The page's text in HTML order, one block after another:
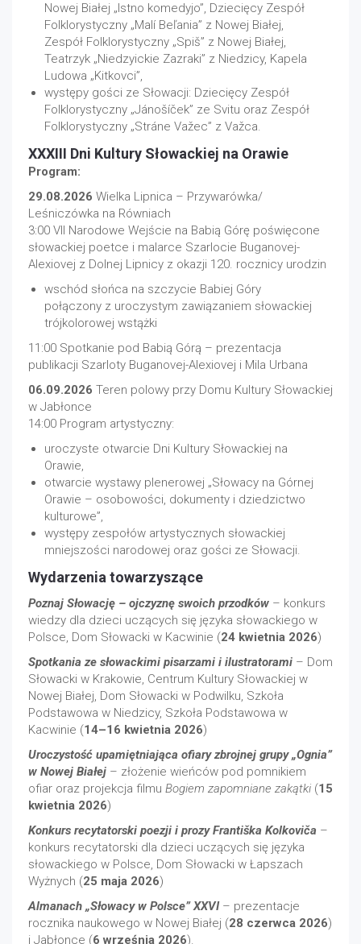
Nowej Białej „Istno komedyjo”, Dziecięcy Zespół
Folklorystyczny „Malí Beľania” z Nowej Białej,
Zespół Folklorystyczny „Spiš” z Nowej Białej,
Teatrzyk „Niedzyickie Zazraki” z Niedzicy, Kapela
Ludowa „Kitkovci”,
występy gości ze Słowacji: Dziecięcy Zespół
Folklorystyczny „Jánošíček” ze Svitu oraz Zespół
Folklorystyczny „Stráne Važec” z Važca.
XXXIII Dni Kultury Słowackiej na Orawie
Program:
29.08.2026 Wielka Lipnica – Przywarówka/
Leśniczówka na Równiach
3:00 VII Narodowe Wejście na Babią Górę poświęcone
słowackiej poetce i malarce Szarlocie Buganovej-
Alexiovej z Dolnej Lipnicy z okazji 120. rocznicy urodzin
wschód słońca na szczycie Babiej Góry
połączony z uroczystym zawiązaniem słowackiej
trójkolorowej wstążki
11:00 Spotkanie pod Babią Górą – prezentacja
publikacji Szarloty Buganovej-Alexiovej i Mila Urbana
06.09.2026 Teren polowy przy Domu Kultury Słowackiej
w Jabłonce
14:00 Program artystyczny:
uroczyste otwarcie Dni Kultury Słowackiej na
Orawie,
otwarcie wystawy plenerowej „Słowacy na Górnej
Orawie – osobowości, dokumenty i dziedzictwo
kulturowe”,
występy zespołów artystycznych słowackiej
mniejszości narodowej oraz gości ze Słowacji.
Wydarzenia towarzyszące
Poznaj Słowację – ojczyznę swoich przodków – konkurs
wiedzy dla dzieci uczących się języka słowackiego w
Polsce, Dom Słowacki w Kacwinie (24 kwietnia 2026)
Spotkania ze słowackimi pisarzami i ilustratorami – Dom
Słowacki w Krakowie, Centrum Kultury Słowackiej w
Nowej Białej, Dom Słowacki w Podwilku, Szkoła
Podstawowa w Niedzicy, Szkoła Podstawowa w
Kacwinie (14–16 kwietnia 2026)
Uroczystość upamiętniająca ofiary zbrojnej grupy „Ognia”
w Nowej Białej – złożenie wieńców pod pomnikiem
ofiar oraz projekcja filmu Bogiem zapomniane zakątki (15
kwietnia 2026)
Konkurs recytatorski poezji i prozy Františka Kolkoviča –
konkurs recytatorski dla dzieci uczących się języka
słowackiego w Polsce, Dom Słowacki w Łapszach
Wyżnych (25 maja 2026)
Almanach „Słowacy w Polsce” XXVI – prezentacje
rocznika naukowego w Nowej Białej (28 czerwca 2026)
i Jabłonce (6 września 2026).